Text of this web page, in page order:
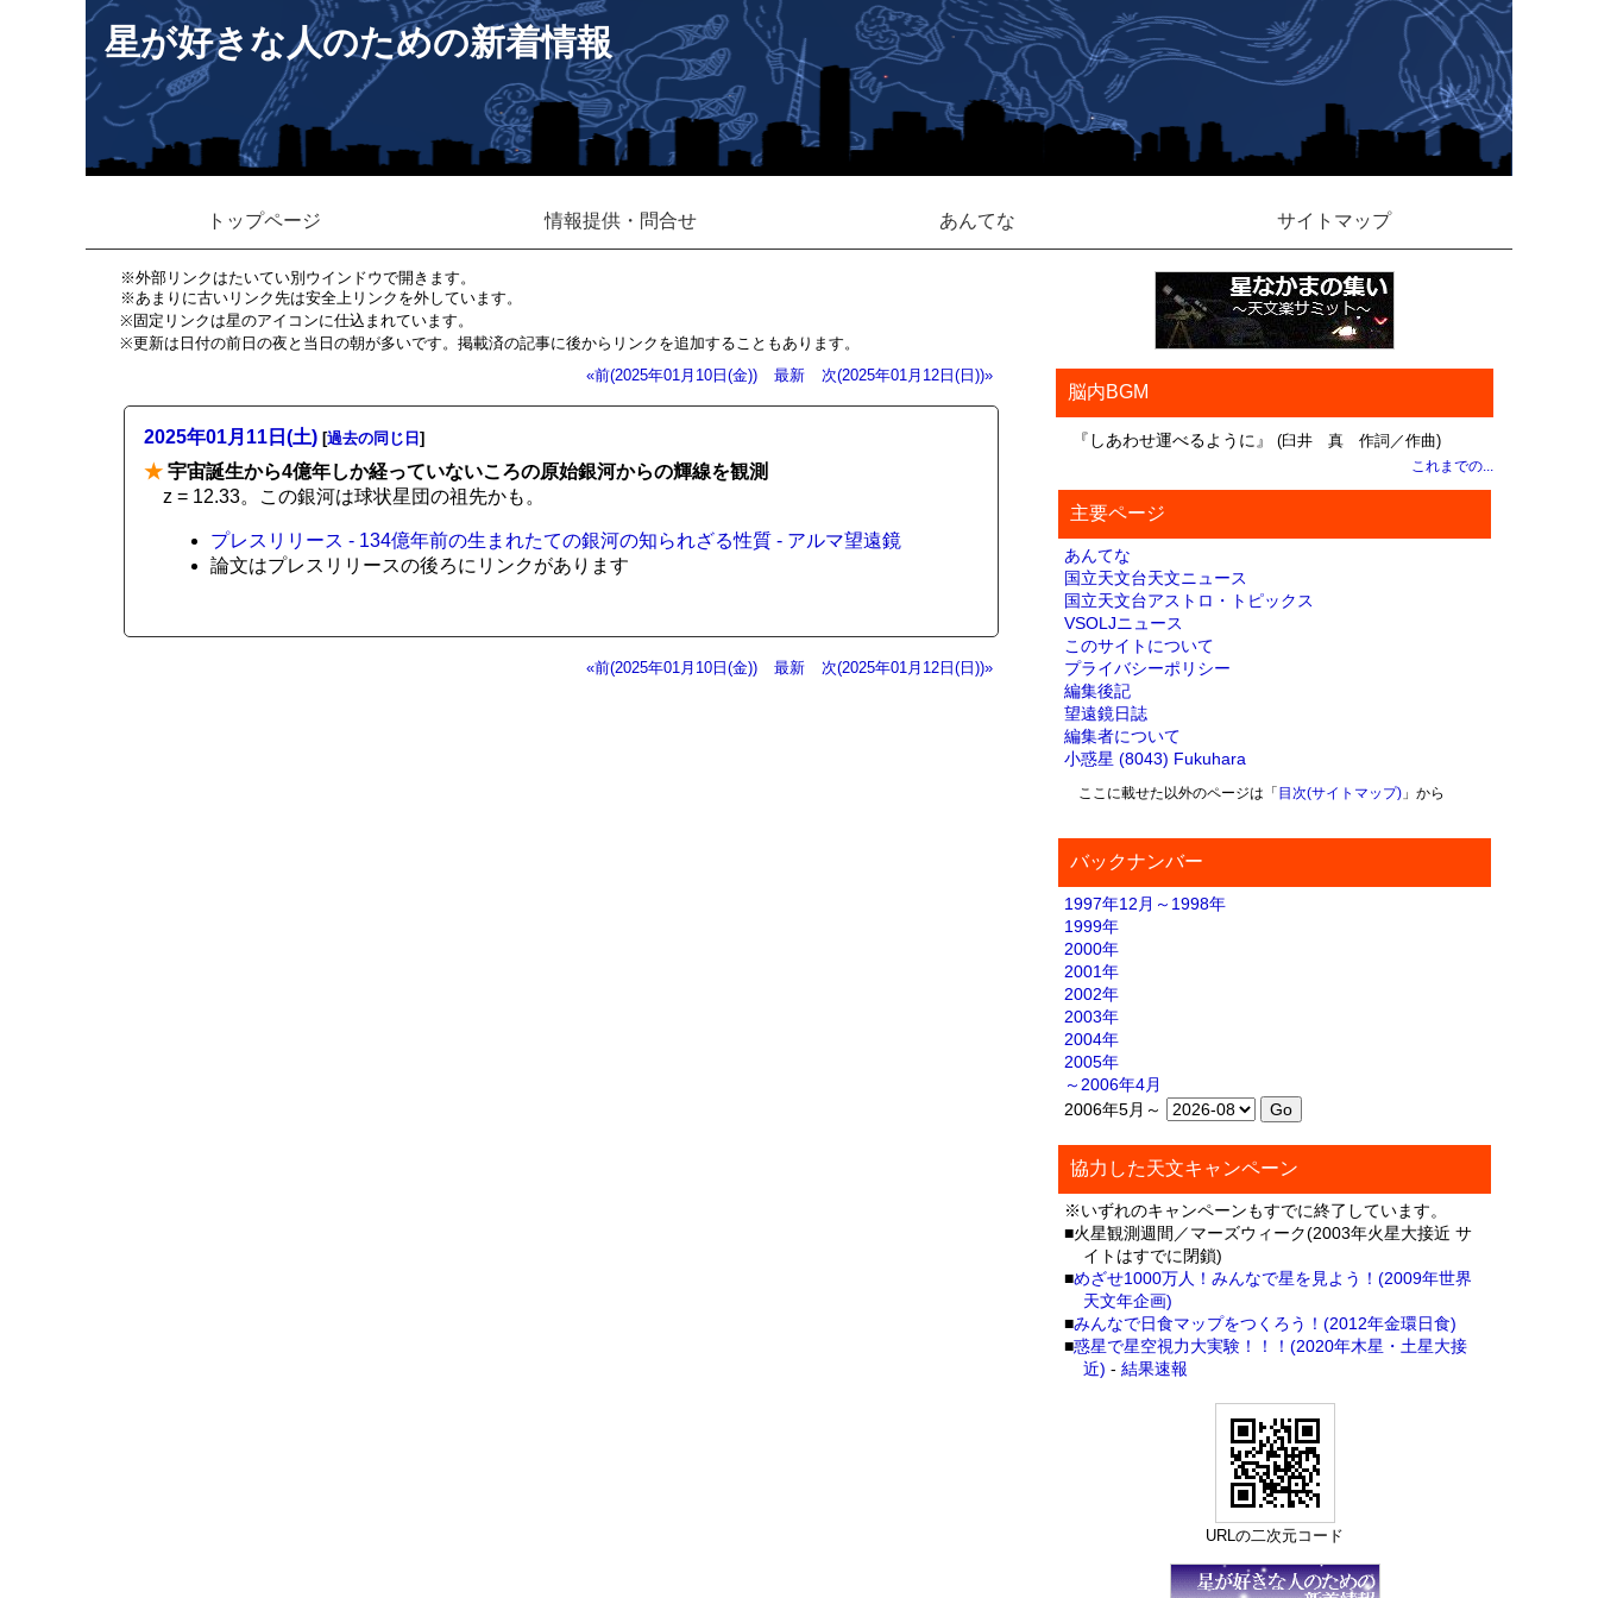
星が好きな人のための新着情報
トップページ 情報提供・問合せ あんてな サイトマップ
※外部リンクはたいてい別ウインドウで開きます。
※あまりに古いリンク先は安全上リンクを外しています。
※固定リンクは星のアイコンに仕込まれています。
※更新は日付の前日の夜と当日の朝が多いです。掲載済の記事に後からリンクを追加することもあります。
«前(2025年01月10日(金))
最新 次(2025年01月12日(日))»
2025年01月11日(土) [過去の同じ日 ]
★ 宇宙誕生から4億年しか経っていないころの原始銀河からの輝線を観測
z = 12.33。この銀河は球状星団の祖先かも。
プレスリリース - 134億年前の生まれたての銀河の知られざる性質 - アルマ望遠鏡
論文はプレスリリースの後ろにリンクがあります
«前(2025年01月10日(金)) 最新 次(2025年01月12日(日))»
脳内BGM
『しあわせ運べるように』 (臼井 真 作詞／作曲)
これまでの...
主要ページ
あんてな
国立天文台天文ニュース
国立天文台アストロ・トピックス
VSOLJニュース
このサイトについて
プライバシーポリシー
編集後記
望遠鏡日誌
編集者について
小惑星 (8043) Fukuhara
ここに載せた以外のページは「 目次(サイトマップ)」から
バックナンバー
1997年12月～1998年
1999年
2000年
2001年
2002年
2003年
2004年
2005年
～2006年4月
2006年5月～
協力した天文キャンペーン
※いずれのキャンペーンもすでに終了しています。
■火星観測週間／マーズウィーク(2003年火星大接近 サ
イトはすでに閉鎖)
■めざせ1000万人！みんなで星を見よう！(2009年世界
天文年企画)
■みんなで日食マップをつくろう！(2012年金環日食)
■惑星で星空視力大実験！！！(2020年木星・土星大接
近) -結果速報
URLの二次元コード